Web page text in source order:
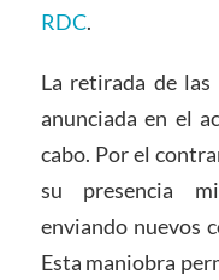
RDC.
La retirada de las
anunciada en el
cabo. Por el
su presencia
enviando nuevos
Esta maniobra